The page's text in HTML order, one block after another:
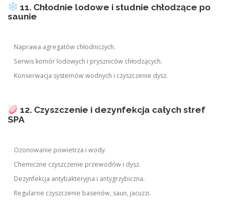
11. Chłodnie lodowe i studnie chłodzące po
saunie
Naprawa agregatów chłodniczych.
Serwis komór lodowych i pryszniców chłodzących.
Konserwacja systemów wodnych i czyszczenie dysz.
12. Czyszczenie i dezynfekcja całych stref
SPA
Ozonowanie powietrza i wody.
Chemiczne czyszczenie przewodów i dysz.
Dezynfekcja antybakteryjna i antygrzybiczna.
Regularne czyszczenie basenów, saun, jacuzzi.